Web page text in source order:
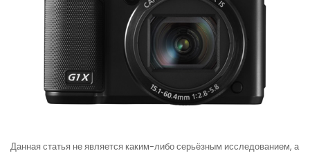
Данная статья не является каким-либо серьёзным исследованием, а